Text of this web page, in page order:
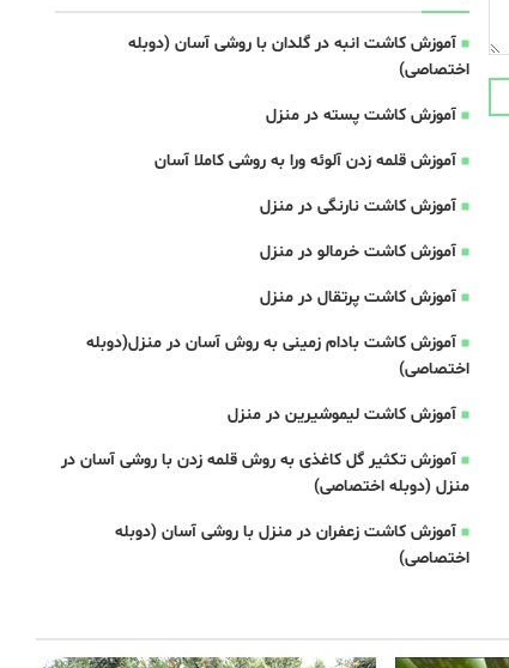
آموزش کاشت انبه در گلدان با روشی آسان (دوبله
اختصاصی)
آموزش کاشت پسته در منزل
آموزش قلمه زدن آلوئه ورا به روشی کاملا آسان
آموزش کاشت نارنگی در منزل
آموزش کاشت خرمالو در منزل
آموزش کاشت پرتقال در منزل
آموزش کاشت بادام زمینی به روش آسان در منزل(دوبله
اختصاصی)
آموزش کاشت لیموشیرین در منزل
آموزش تکثیر گل کاغذی به روش قلمه زدن با روشی آسان در
منزل (دوبله اختصاصی)
آموزش کاشت زعفران در منزل با روشی آسان (دوبله
اختصاصی)